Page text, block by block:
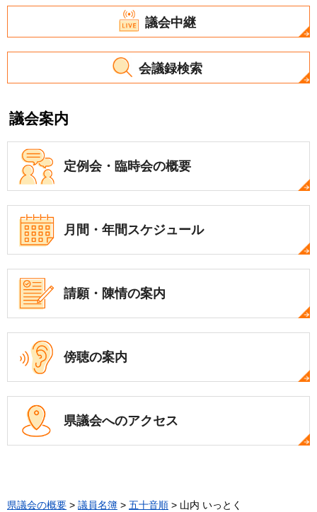
議会中継
会議録検索
議会案内
定例会・ 臨時会の概要
月間・年間スケジュール
請願・陳情の案内
傍聴の案内
県議会へのアクセス
県議会の概要 > 議員名簿 > 五十音順 > 山内 いっとく